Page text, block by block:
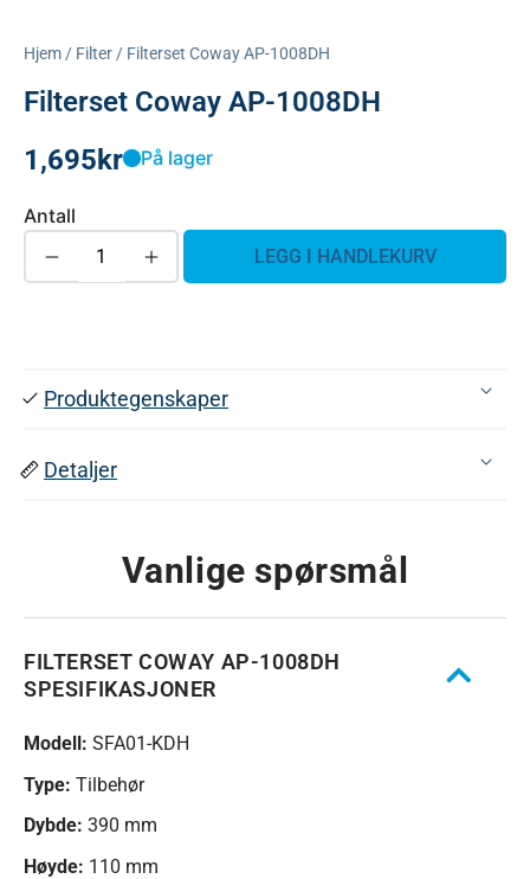
Hjem/ Filter/ Filterset Coway AP-1008DH
Filterset Coway AP-1008DH
1,695kr På lager
Antall
LEGG I HANDLEKURV
Produktegenskaper
Detaljer
Vanlige spørsmål
FILTERSET COWAY AP-1008DH
SPESIFIKASJONER
Modell: SFA01-KDH
Type: Tilbehør
Dybde: 390 mm
Høyde: 110 mm